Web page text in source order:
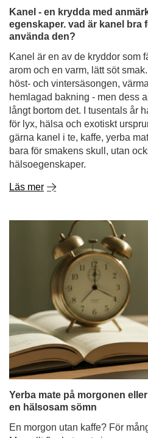
höst- och vintersäsongen,
hemlagad bakning - men dess
långt bortom det. I tusentals år
gärna kanel i te, kaffe, yerba
bara för smakens skull, utan
hälsoegenskaper.
Läs mer
Yerba mate på morgonen
en hälsosam sömn
En morgon utan kaffe? För
Men allt fler byter ut sin
fylld med yerba mate - en dryck
utan att göra nerverna nervösa.
allt populärare dyker en fråga
som hjälper oss att hålla oss